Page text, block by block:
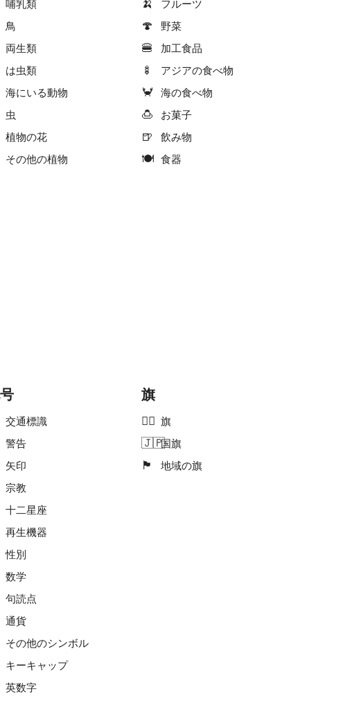
哺乳類
鳥
両生類
は虫類
海にいる動物
虫
植物の花
その他の植物
🍌 フルーツ
🍄 野菜
🍔 加工食品
🍢 アジアの食べ物
🦀 海の食べ物
🍮 お菓子
🍺 飲み物
🍽 食器
交通標識
警告
矢印
宗教
十二星座
再生機器
性別
数学
句読点
通貨
その他のシンボル
キーキャップ
英数字
旗
🏳️‍🌈 旗
🇯🇵国旗
🏴󠁧󠁢󠁥󠁮󠁧󠁿 地域の旗